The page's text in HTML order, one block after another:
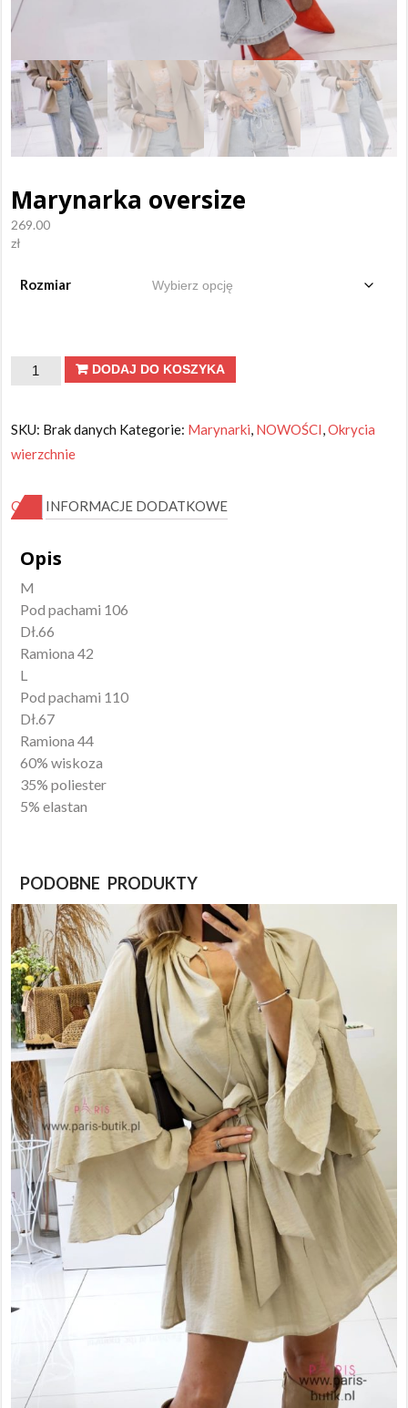
Marynarka oversize
269.00
zł
Rozmiar
ilość
DODAJ DO KOSZYKA
SKU: Brak danych Kategorie: Marynarki, NOWOŚCI,Okrycia
wierzchnie
OPIS INFORMACJE DODATKOWE
Opis
M
Pod pachami 106
Dł.66
Ramiona 42
L
Pod pachami 110
Dł.67
Ramiona 44
60% wiskoza
35% poliester
5% elastan
PODOBNE PRODUKTY